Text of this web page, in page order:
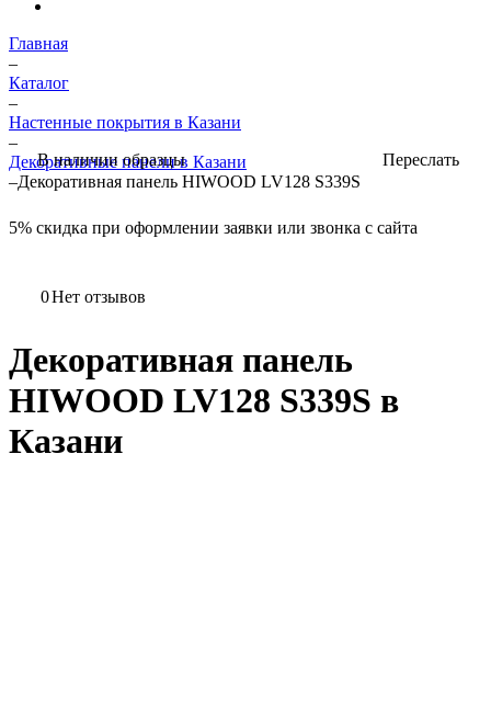
Главная
–
Каталог
–
Настенные покрытия в Казани
–
Декоративные панели в Казани
–Декоративная панель HIWOOD LV128 S339S
5% скидка при оформлении заявки или звонка с сайта
0Нет отзывов
Декоративная панель
HIWOOD LV128 S339S в
Казани
В наличии образцы Переслать